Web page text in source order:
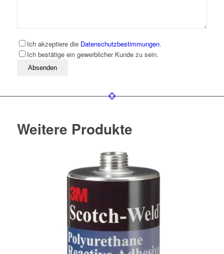
Ich akzeptiere die Datenschutzbestimmungen.
Ich bestätige ein gewerblicher Kunde zu sein.
Bitte lassen Sie dieses Feld leer
Weitere Produkte